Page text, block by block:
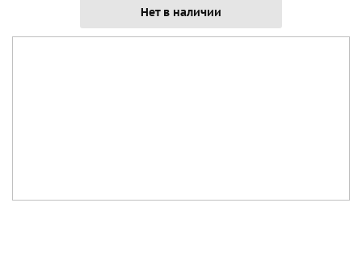
Нет в наличии